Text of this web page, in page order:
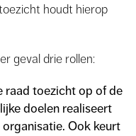
houdt hierop
geval drie rollen:
raad toezicht op of de
doelen realiseert
Ook keurt